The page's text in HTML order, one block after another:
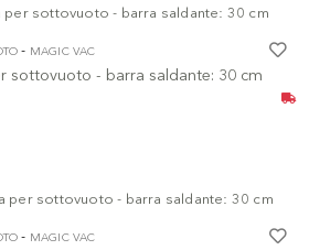
- MAGIC VAC
sottovuoto - barra saldante: 30 cm
- MAGIC VAC